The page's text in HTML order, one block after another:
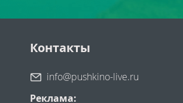
Контакты
info@pushkino-live.ru
Реклама: